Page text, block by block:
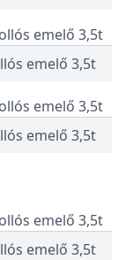
emelő 3,5t
emelő 3,5t
emelő 3,5t